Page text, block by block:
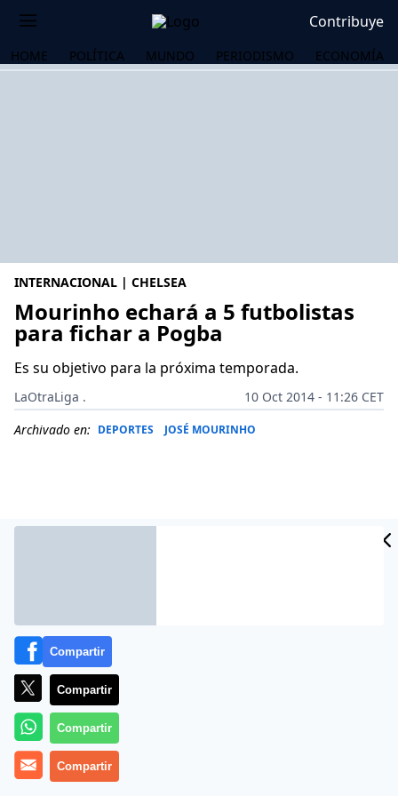
Contribuye
HOME POLÍTICA MUNDO PERIODISMO ECONOMÍA
INTERNACIONAL | CHELSEA
Mourinho echará a 5 futbolistas
para fichar a Pogba
Es su objetivo para la próxima temporada.
LaOtraLiga .
10 Oct 2014 - 11:26 CET
Archivado en: DEPORTES JOSÉ MOURINHO
Más información
Compartir
Compartir
Compartir
Compartir